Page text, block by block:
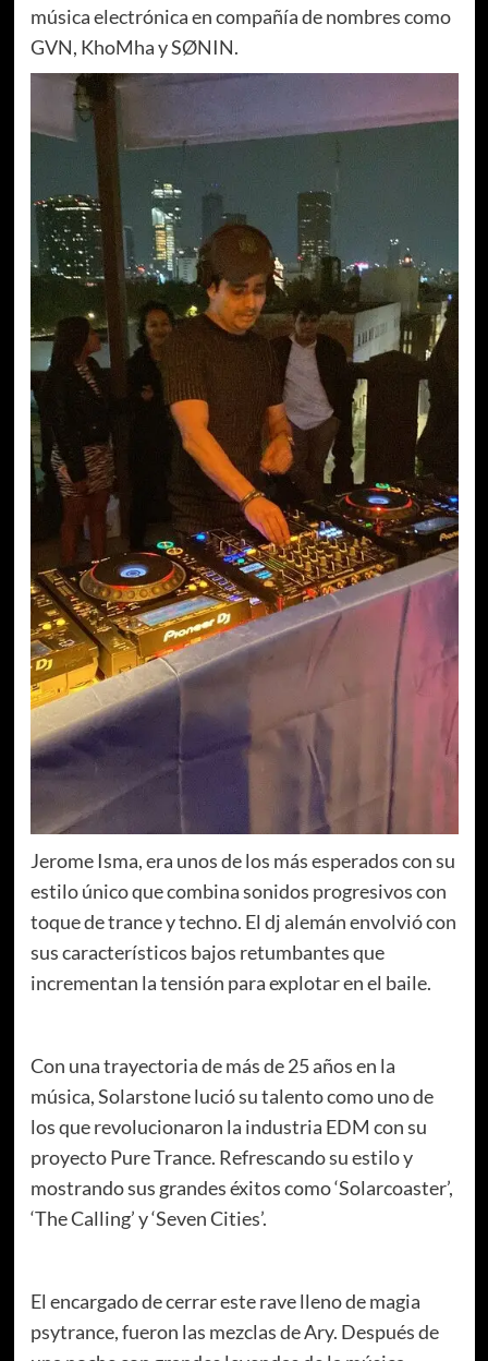
música electrónica en compañía de nombres como
GVN, KhoMha y SØNIN.
Jerome Isma, era unos de los más esperados con su
estilo único que combina sonidos progresivos con
toque de trance y techno. El dj alemán envolvió con
sus característicos bajos retumbantes que
incrementan la tensión para explotar en el baile.
Con una trayectoria de más de 25 años en la
música, Solarstone lució su talento como uno de
los que revolucionaron la industria EDM con su
proyecto Pure Trance. Refrescando su estilo y
mostrando sus grandes éxitos como ‘Solarcoaster’,
‘The Calling’ y ‘Seven Cities’.
El encargado de cerrar este rave lleno de magia
psytrance, fueron las mezclas de Ary. Después de